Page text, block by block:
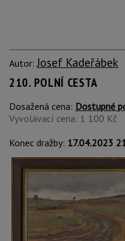
Autor:Josef Kadeřábek
210. POLNÍ CESTA
Dosažená cena: Dostupné
Vyvolávací cena: 1 100 Kč
Konec dražby: 17.04.2023